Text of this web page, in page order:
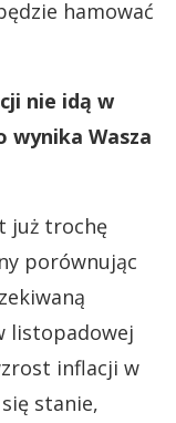
hamować
nie idą w
wynika Wasza
już trochę
porównując
listopadowej
inflacji w
stanie,